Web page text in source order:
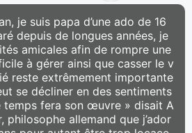
je suis papa d’une ado de 16
depuis de longues années, je
amicales afin de rompre une
à gérer ainsi que casser le v
reste extrêmement importante
se décliner en des sentiments
temps fera son œuvre » disait A
philosophe allemand que j’ador